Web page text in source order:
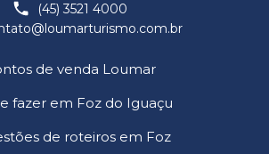
(45) 3521 4000
de venda Loumar
fazer em Foz do Iguaçu
de roteiros em Foz